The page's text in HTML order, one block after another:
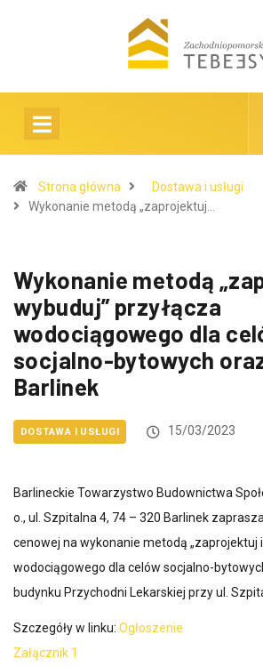
Strona główna
Dostawa i usługi
Wykonanie metodą „zaprojektuj…
Wykonanie metodą
wybuduj” przyłącza
wodociągowego dla
socjalno-bytowych
Barlinek
DOSTAWA I USŁUGI 15/03/2023
Barlineckie Towarzystwo Budownictwa
o., ul. Szpitalna 4, 74 – 320 Barlinek
cenowej na wykonanie metodą „zaprojektuj
wodociągowego dla celów socjalno-
budynku Przychodni Lekarskiej przy ul.
Szczegóły w linku: Ogłoszenie
Załącznik 1